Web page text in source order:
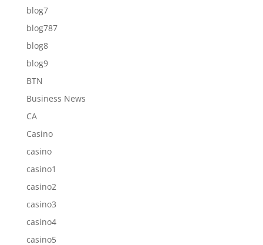
blog7
blog787
blog8
blog9
BTN
Business News
CA
Casino
casino
casino1
casino2
casino3
casino4
casino5